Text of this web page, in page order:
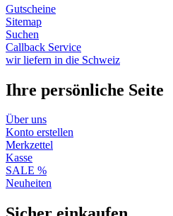
Gutscheine
Sitemap
Suchen
Callback Service
wir liefern in die Schweiz
Ihre persönliche Seite
Über uns
Konto erstellen
Merkzettel
Kasse
SALE %
Neuheiten